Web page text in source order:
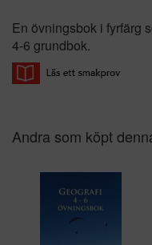
En övningsbok i fyrfärg
4-6 grundbok.
Andra som köpt